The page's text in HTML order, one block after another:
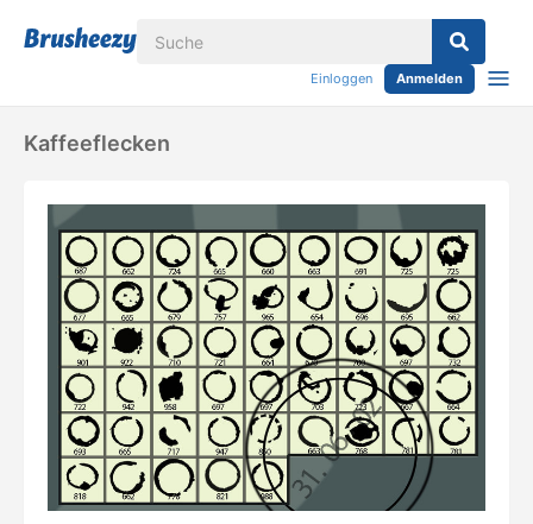
Einloggen Anmelden
Kaffeeflecken